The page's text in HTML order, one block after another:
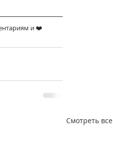
и ❤️⠀
Смотреть все